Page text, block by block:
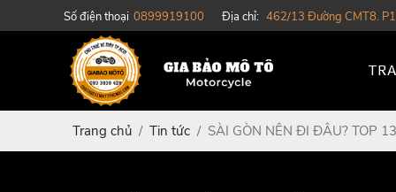
Số điện thoại 0899919100 Địa chỉ: 462/13 Đường CMT8.
Trang chủ Tin tức SÀI GÒN NÊN ĐI ĐÂU? TOP